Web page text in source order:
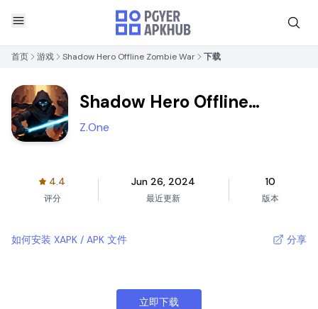
首页 游戏 Shadow Hero Offline Zombie War 下载
Shadow Hero Offline
Zombie War
Z.One
4.4
评分
Jun 26, 2024
最近更新
10
版本
如何安装 XAPK / APK 文件 分享
立即下载